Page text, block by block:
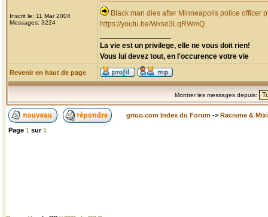
Inscrit le: 11 Mar 2004
Messages: 3224
Black man dies after Minneapolis police officer
https://youtu.be/Wxso3LqRWmQ
La vie est un privilege, elle ne vous doit rien!
Vous lui devez tout, en l'occurence votre vie
Revenir en haut de page
Montrer les messages depuis:
grioo.com Index du Forum -> Racisme &
Page 1 sur1